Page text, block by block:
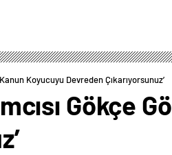
Koyucuyu Devreden Çıkarıyorsunuz’
Gökçe